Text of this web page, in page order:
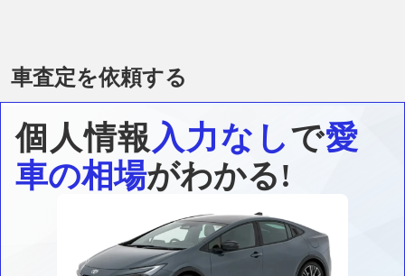
車査定を依頼する
個人情報 入力なしで愛
車の相場がわかる!